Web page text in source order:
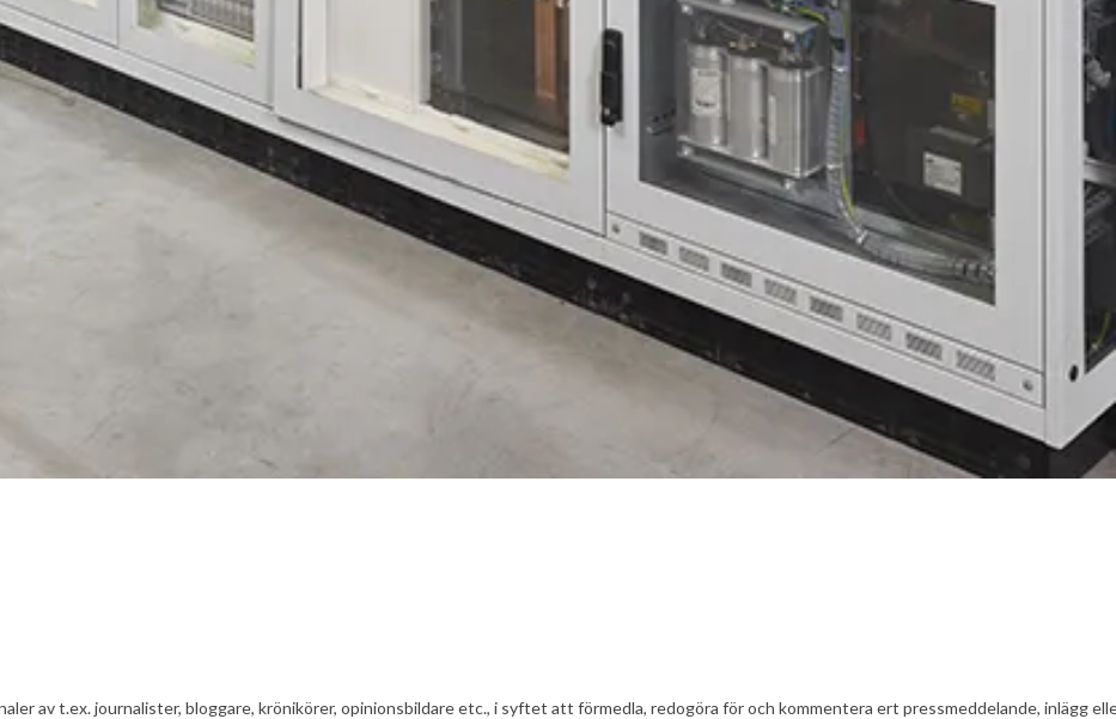
av t.ex. journalister, bloggare, krönikörer, opinionsbildare etc., i syftet att förmedla, redogöra för och kommentera ert pressmeddelande,